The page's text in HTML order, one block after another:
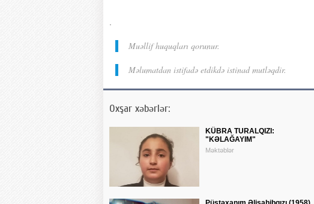
Muəllif huquqları qorunur.
Məlumatdan istifadə etdikdə istinad mutləqdir.
Oxşar xəbərlər:
KÜBRA TURALQIZI:
"KƏLAĞAYIM"
Məktəblər